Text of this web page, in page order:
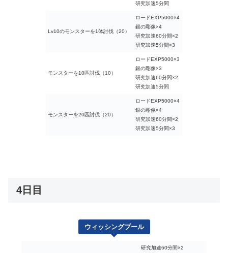
研究加速5分間
Lv10のモンスターを1体討伐（20）
ロードEXP5000×4
銀の彫像×4
研究加速60分間×2
研究加速5分間×3
モンスターを10匹討伐（10）
ロードEXP5000×3
銀の彫像×3
研究加速60分間×2
研究加速5分間
モンスターを20匹討伐（20）
ロードEXP5000×4
銀の彫像×4
研究加速60分間×2
研究加速5分間×3
4日目
ウィッシングプール
研究加速60分間×2